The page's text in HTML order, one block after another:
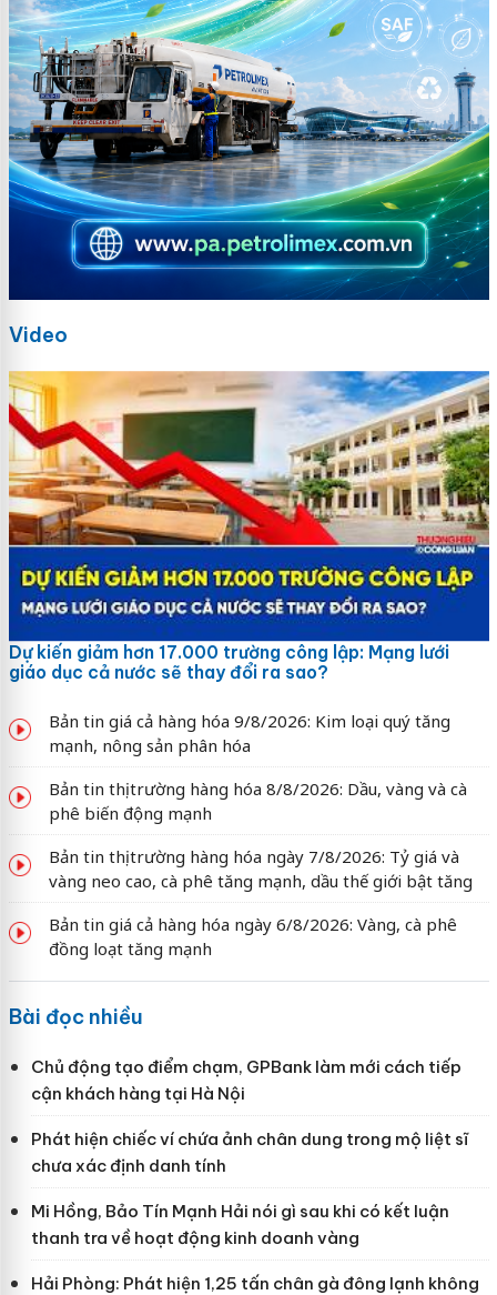
Video
Dự kiến giảm hơn 17.000 trường công lập: Mạng lưới
giáo dục cả nước sẽ thay đổi ra sao?
Bản tin giá cả hàng hóa 9/8/2026: Kim loại quý tăng
mạnh, nông sản phân hóa
Bản tin thị trường hàng hóa 8/8/2026: Dầu, vàng và cà
phê biến động mạnh
Bản tin thị trường hàng hóa ngày 7/8/2026: Tỷ giá và
vàng neo cao, cà phê tăng mạnh, dầu thế giới bật tăng
Bản tin giá cả hàng hóa ngày 6/8/2026: Vàng, cà phê
đồng loạt tăng mạnh
Bài đọc nhiều
Chủ động tạo điểm chạm, GPBank làm mới cách tiếp
cận khách hàng tại Hà Nội
Phát hiện chiếc ví chứa ảnh chân dung trong mộ liệt sĩ
chưa xác định danh tính
Mi Hồng, Bảo Tín Mạnh Hải nói gì sau khi có kết luận
thanh tra về hoạt động kinh doanh vàng
Hải Phòng: Phát hiện 1,25 tấn chân gà đông lạnh không